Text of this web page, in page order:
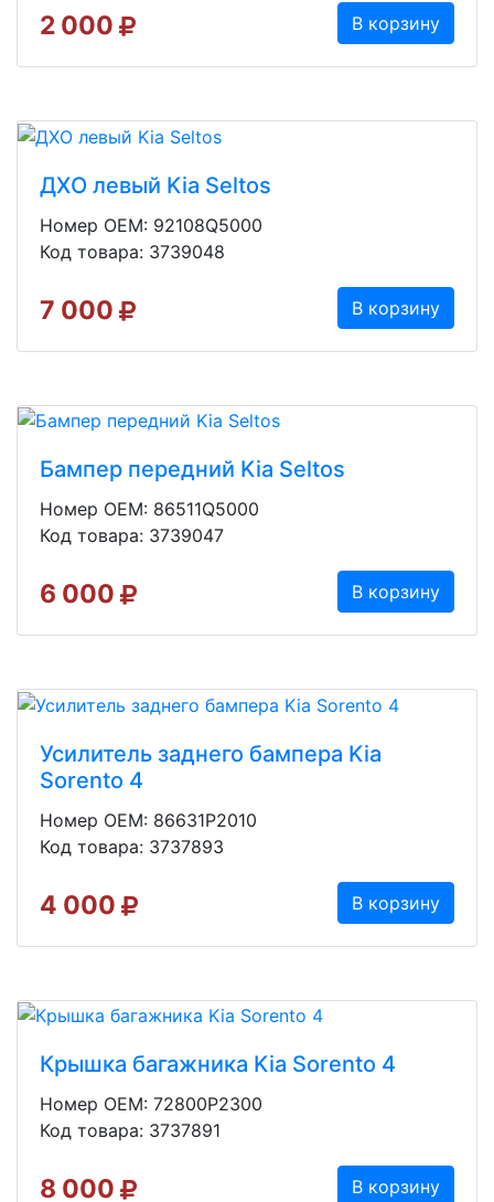
2 000 В корзину
ДХО левый Kia Seltos
Номер OEM: 92108Q5000
Код товара: 3739048
7 000 В корзину
Бампер передний Kia Seltos
Номер OEM: 86511Q5000
Код товара: 3739047
6 000 В корзину
Усилитель заднего бампера Kia
Sorento 4
Номер OEM: 86631P2010
Код товара: 3737893
4 000 В корзину
Крышка багажника Kia Sorento 4
Номер OEM: 72800P2300
Код товара: 3737891
8 000 В корзину